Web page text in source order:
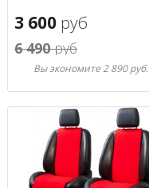
3 600 руб
6 490руб
Вы экономите 2 890 руб.